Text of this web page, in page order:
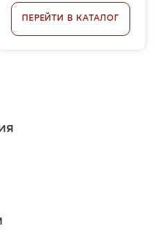
ПЕРЕЙТИ В КАТАЛОГ